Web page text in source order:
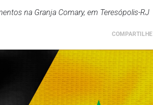
na Granja Comary, em Teresópolis-RJ
COMPARTILHE